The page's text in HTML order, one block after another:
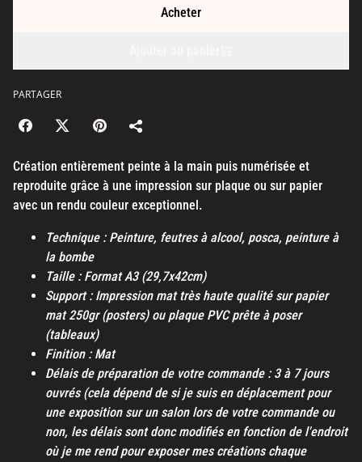
Acheter
PARTAGER
Création entièrement peinte à la main puis numérisée et
reproduite grâce à une impression sur plaque ou sur papier
avec un rendu couleur exceptionnel.
Technique : Peinture, feutres à alcool, posca, peinture à
la bombe
Taille : Format A3 (29,7x42cm)
Support : Impression mat très haute qualité sur papier
mat 250gr (posters) ou plaque PVC prête à poser
(tableaux)
Finition : Mat
Délais de préparation de votre commande : 3 à 7 jours
ouvrés (cela dépend de si je suis en déplacement pour
une exposition sur un salon lors de votre commande ou
non, les délais sont donc modifiés en fonction de l'endroit
où je me rend pour exposer mes créations chaque